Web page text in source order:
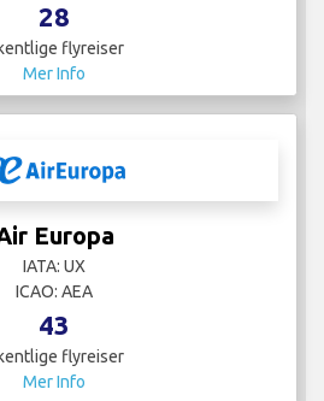
28
flyreiser
Mer Info
Europa
IATA: UX
ICAO: AEA
43
flyreiser
Mer Info